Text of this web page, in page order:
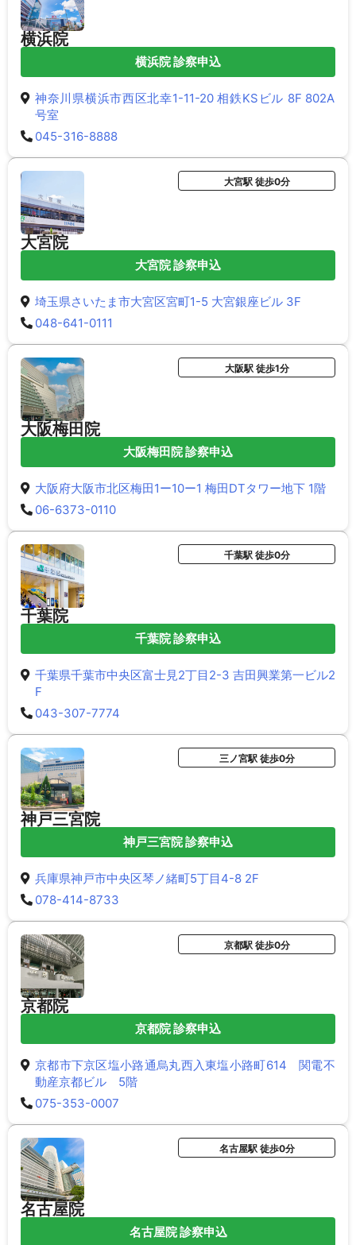
横浜院
横浜院 診察申込
神奈川県横浜市西区北幸1-11-20 相鉄KSビル 8F 802A
号室
045-316-8888
大宮院
大宮駅 徒歩0分
大宮院 診察申込
埼玉県さいたま市大宮区宮町1-5 大宮銀座ビル 3F
048-641-0111
大阪梅田院
大阪駅 徒歩1分
大阪梅田院 診察申込
大阪府大阪市北区梅田1ー10ー1 梅田DTタワー地下 1階
06-6373-0110
千葉院
千葉駅 徒歩0分
千葉院 診察申込
千葉県千葉市中央区富士見2丁目2-3 吉田興業第一ビル2
F
043-307-7774
神戸三宮院
三ノ宮駅 徒歩0分
神戸三宮院 診察申込
兵庫県神戸市中央区琴ノ緒町5丁目4-8 2F
078-414-8733
京都院
京都駅 徒歩0分
京都院 診察申込
京都市下京区塩小路通烏丸西入東塩小路町614 関電不
動産京都ビル 5階
075-353-0007
名古屋院
名古屋駅 徒歩0分
名古屋院 診察申込